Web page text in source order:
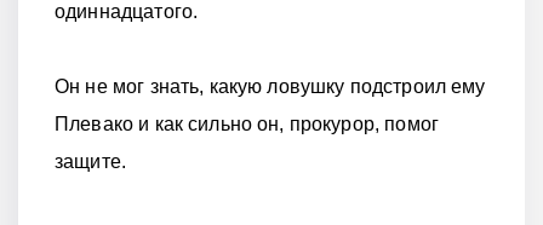
одиннадцатого.
Он не мог знать, какую ловушку подстроил ему
Плевако и как сильно он, прокурор, помог
защите.